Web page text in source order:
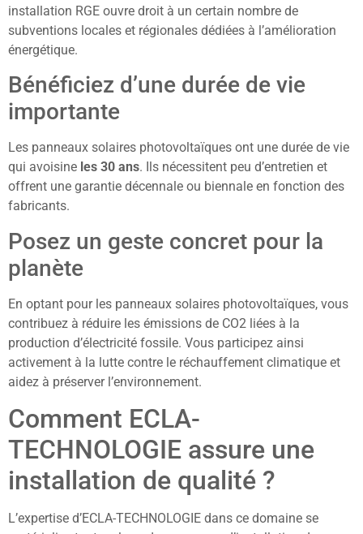
installation RGE ouvre droit à un certain nombre de
subventions locales et régionales dédiées à l’amélioration
énergétique.
Bénéficiez d’une durée de vie
importante
Les panneaux solaires photovoltaïques ont une durée de vie
qui avoisine les 30 ans. Ils nécessitent peu d’entretien et
offrent une garantie décennale ou biennale en fonction des
fabricants.
Posez un geste concret pour la
planète
En optant pour les panneaux solaires photovoltaïques, vous
contribuez à réduire les émissions de CO2 liées à la
production d’électricité fossile. Vous participez ainsi
activement à la lutte contre le réchauffement climatique et
aidez à préserver l’environnement.
Comment ECLA-
TECHNOLOGIE assure une
installation de qualité ?
L’expertise d’ECLA-TECHNOLOGIE dans ce domaine se